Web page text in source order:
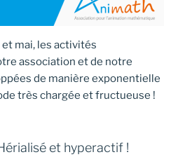
mai, les activités
association et de notre
de manière exponentielle
très chargée et fructueuse !
et hyperactif !